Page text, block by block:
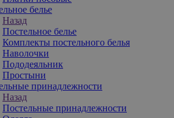
белье
Назад
Постельное белье
Комплекты постельного белья
Наволочки
Пододеяльник
Простыни
принадлежности
Назад
Постельные принадлежности